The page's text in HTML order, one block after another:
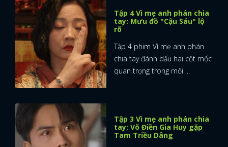
Tập 4 Vì mẹ anh phán chia
tay: Mưu đồ "Cậu Sáu" lộ
rõ
Tập 4 phim Vì mẹ anh phán
chia tay đánh dấu hai cột mốc
quan trọng trong mối ...
Tập 3 Vì mẹ anh phán chia
tay: Võ Điền Gia Huy gặp
Tam Triều Dâng